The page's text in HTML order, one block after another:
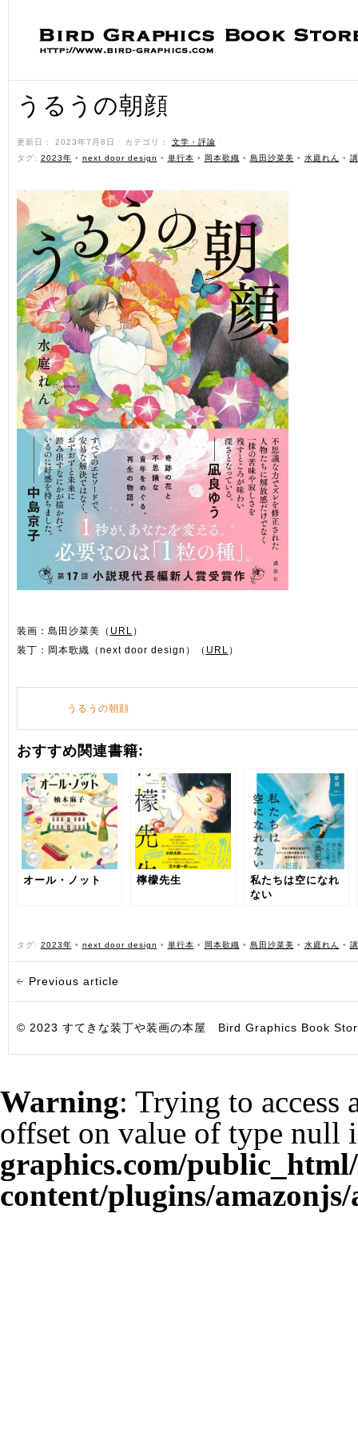
うるうの朝顔
更新日： 2023年7月8日 ˑ カテゴリ： 文学・評論 ˑ
タグ: 2023年 • next door design • 単行本 • 岡本歌織 • 島田沙菜美 • 水庭れん •
装画：島田沙菜美（ URL ）
装丁：岡本歌織（next door design）（ URL ）
うるうの朝顔
おすすめ関連書籍:
オール・ノット 檸檬先生
私たちは空になれ
ない
タグ: 2023年 • next door design • 単行本 • 岡本歌織 • 島田沙菜美 • 水庭れん •
Previous article
© 2023 すてきな装丁や装画の本屋 Bird Graphics Book
Warning: Trying to access
offset on value of type null
graphics.com/
content/plugins/